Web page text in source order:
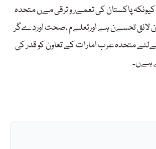
پاکستان کی تعمےر و ترقی مےں متحدہ
لائق تحسےن ہے اورتعلےم ،صحت اوردےگر
متحدہ عرب امارات کے تعاون کو قدر کی
ہےں۔